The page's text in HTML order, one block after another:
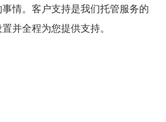
情。客户支持是我们托管服务的
并全程为您提供支持。